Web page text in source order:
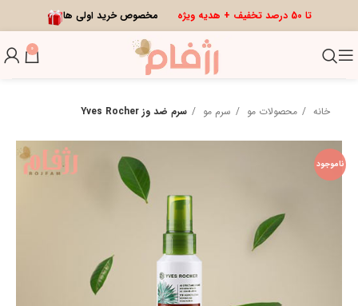
تا 50 درصد تخفیف + هدیه ویژه مخصوص خرید اولی ها
0
خانه محصولات مو سرم مو سرم ضد وز Yves Rocher
ناموجود